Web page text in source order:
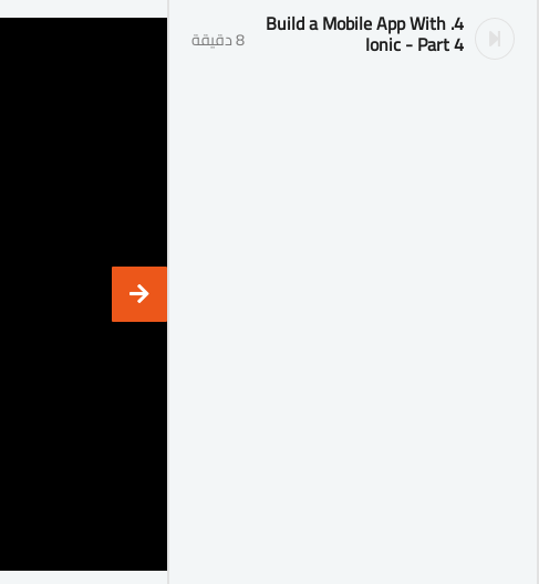
4. Build a Mobile App With
Ionic - Part 4 8 دقيقة